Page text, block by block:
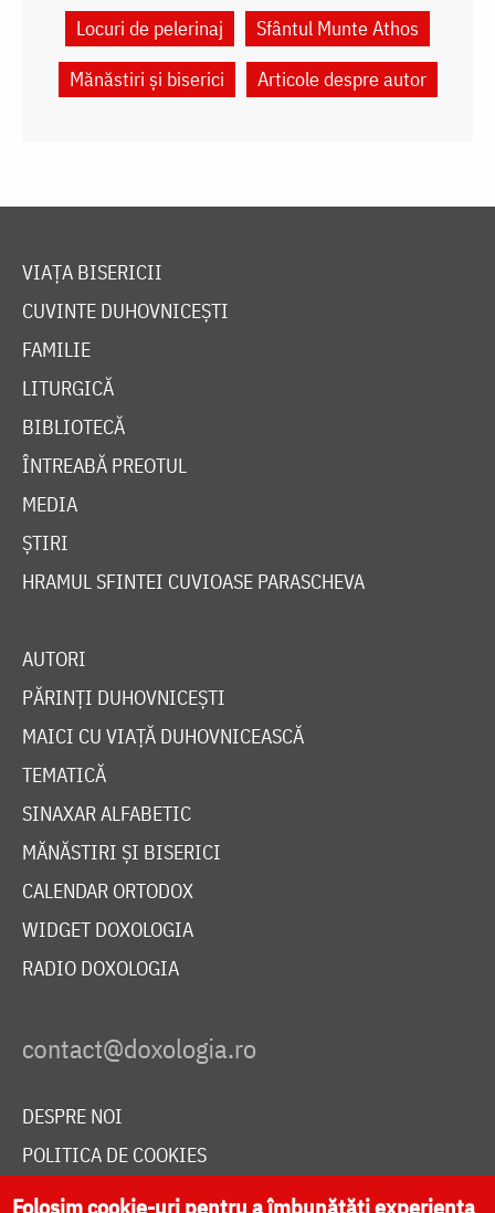
Locuri de pelerinaj
Sfântul Munte Athos
Mănăstiri și biserici
Articole despre autor
VIAȚA BISERICII
CUVINTE DUHOVNICEȘTI
FAMILIE
LITURGICĂ
BIBLIOTECĂ
ÎNTREABĂ PREOTUL
MEDIA
ȘTIRI
HRAMUL SFINTEI CUVIOASE PARASCHEVA
AUTORI
PĂRINȚI DUHOVNICEȘTI
MAICI CU VIAȚĂ DUHOVNICEASCĂ
TEMATICĂ
SINAXAR ALFABETIC
MĂNĂSTIRI ȘI BISERICI
CALENDAR ORTODOX
WIDGET DOXOLOGIA
RADIO DOXOLOGIA
DESPRE NOI
POLITICA DE COOKIES
DONEAZĂ ONLINE PENTRU CATEDRALA NAȚIONALĂ
Folosim cookie-uri pentru a îmbunătăți experiența